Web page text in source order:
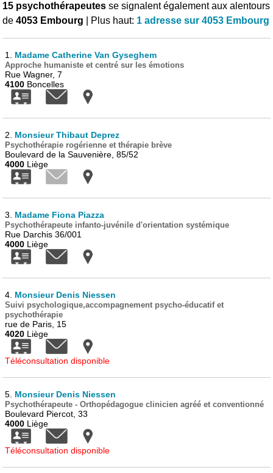
15 psychothérapeutes se signalent également aux alentours
de4053 Embourg | Plus haut: 1 adresse sur 4053 Embourg
1. Madame Catherine Van Gyseghem
Approche humaniste et centré sur les émotions
Rue Wagner, 7
4100 Boncelles
2. Monsieur Thibaut Deprez
Psychothérapie rogérienne et thérapie brève
Boulevard de la Sauvenière, 85/52
4000 Liège
3. Madame Fiona Piazza
Psychothérapeute infanto-juvénile d'orientation systémique
Rue Darchis 36/001
4000 Liège
4. Monsieur Denis Niessen
Suivi psychologique,accompagnement psycho-éducatif et
psychothérapie
rue de Paris, 15
4020 Liège
Téléconsultation disponible
5. Monsieur Denis Niessen
Psychothérapeute - Orthopédagogue clinicien agréé et conventionné
Boulevard Piercot, 33
4000 Liège
Téléconsultation disponible